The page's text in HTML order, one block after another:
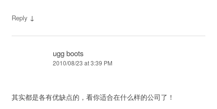
Reply ↓
ugg boots
2010/08/23 at 3:39 PM
其实都是各有优缺点的，看你适合在什么样的公司了！